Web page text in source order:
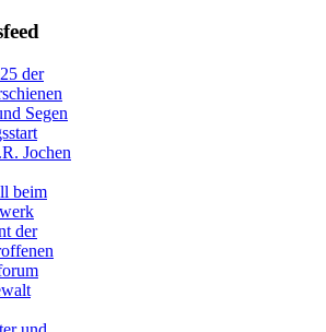
der
Segen
Jochen
beim
der